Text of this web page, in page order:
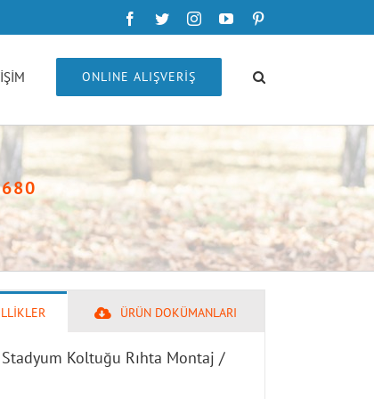
Facebook
TwitterInstagramYouTube
ONLINE ALIŞVERİŞ
ÜRÜN DOKÜMANLARI
Stadyum Koltuğu Rıhta Montaj /